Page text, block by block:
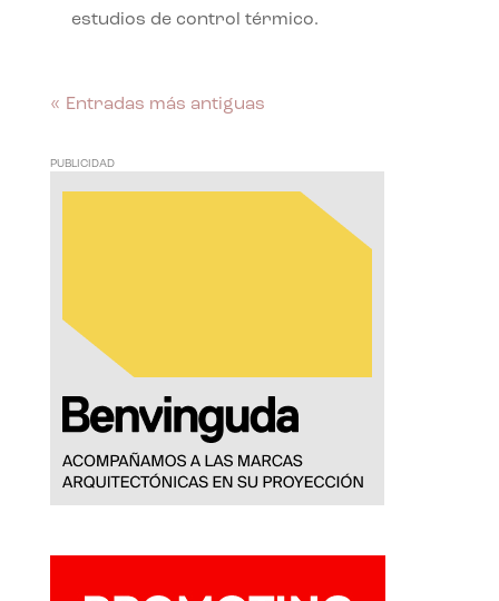
estudios de control térmico.
« Entradas más antiguas
PUBLICIDAD